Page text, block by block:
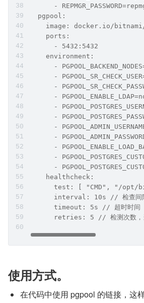
-
  pgpool:
image: docker.io/
    ports:
      - 5432:5432
    environment:
-
-
-
-
-
-
-
-
-
-
-
    healthcheck:
test: [ "CMD", "/opt/
interval: 10s // 检查间
      timeout: 5s // 超时时间
retries: 5 // 检测次数，当
使用方式。
在代码中使用 pgpool 的链接，这